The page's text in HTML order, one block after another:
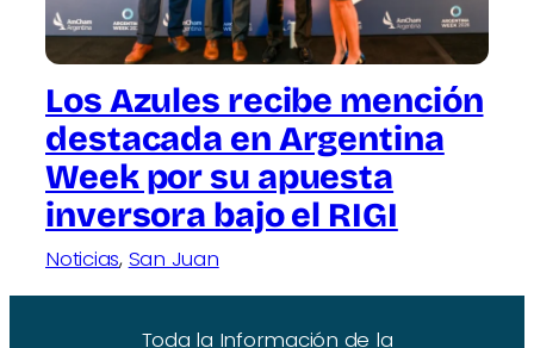
Los Azules recibe mención
destacada en Argentina
Week por su apuesta
inversora bajo el RIGI
Noticias, San Juan
Toda la Información de la